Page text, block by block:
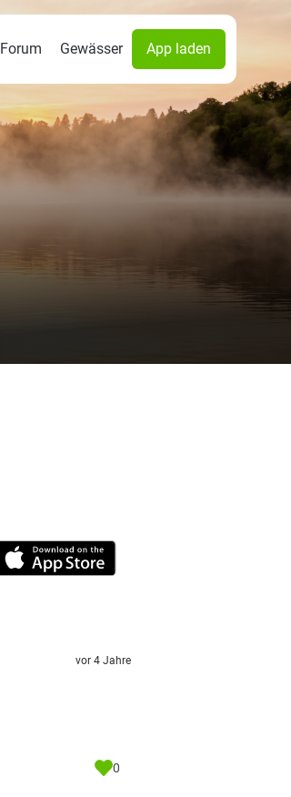
Forum Gewässer App laden
vor 4 Jahre
0